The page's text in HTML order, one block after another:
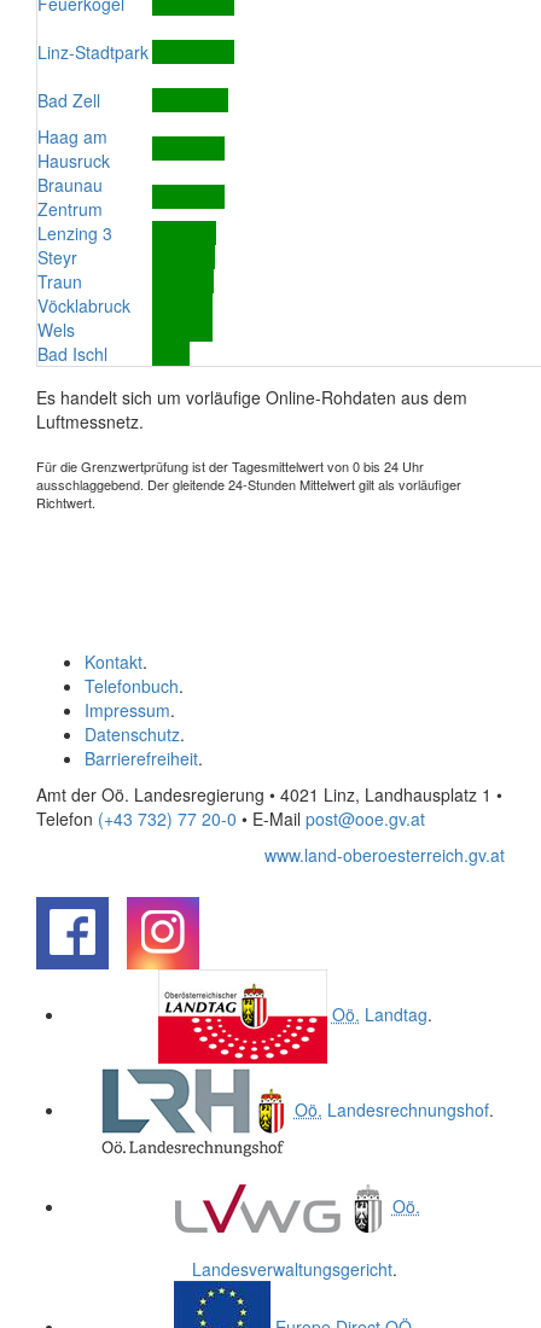
Linz-Stadtpark
Bad Zell
Haag am
Hausruck
Braunau
Zentrum
Lenzing 3
Steyr
Traun
Vöcklabruck
Wels
Bad Ischl
Es handelt sich um vorläufige Online-Rohdaten aus dem
Luftmessnetz.
Für die Grenzwertprüfung ist der Tagesmittelwert von 0 bis 24 Uhr
ausschlaggebend. Der gleitende 24-Stunden Mittelwert gilt als vorläufiger
Richtwert.
Kontakt.
Telefonbuch.
Impressum.
Datenschutz.
Barrierefreiheit.
Amt der Oö. Landesregierung • 4021 Linz, Landhausplatz 1 •
Telefon (+43 732) 77 20-0 • E-Mail post@ooe.gv.at
www.land-oberoesterreich.gv.at
Oö. Landtag.
Oö. Landesrechnungshof.
Oö.
Landesverwaltungsgericht.